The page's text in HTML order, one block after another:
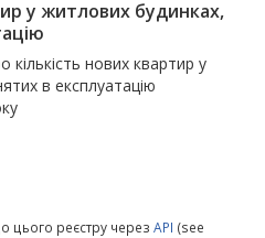
у житлових будинках,
кількість нових квартир у
в експлуатацію
цього реєстру через API (see